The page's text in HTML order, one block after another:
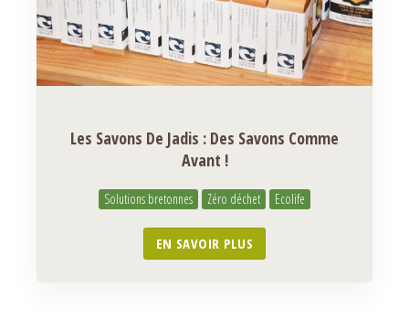
Les Savons De Jadis : Des Savons Comme
Avant !
Solutions bretonnes Zéro déchet Ecolife
EN SAVOIR PLUS